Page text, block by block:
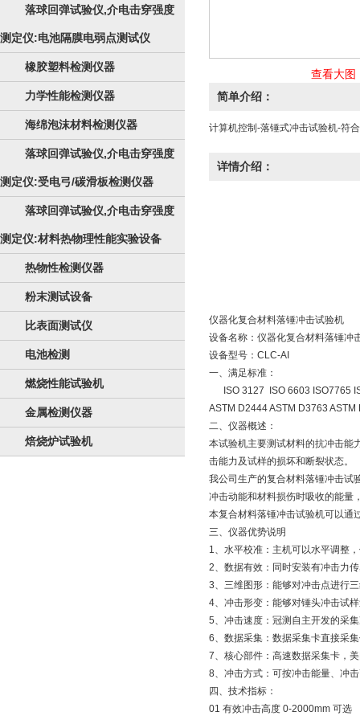
落球回弹试验仪,介电击穿强度
测定仪:电池隔膜电弱点测试仪
橡胶塑料检测仪器
力学性能检测仪器
海绵泡沫材料检测仪器
落球回弹试验仪,介电击穿强度
测定仪:受电弓/碳滑板检测仪器
落球回弹试验仪,介电击穿强度
测定仪:材料热物理性能实验设备
热物性检测仪器
粉末测试设备
比表面测试仪
电池检测
燃烧性能试验机
金属检测仪器
焙烧炉试验机
查看大图
简单介绍：
计算机控制-落锤式冲击试验机-符
详情介绍：
仪器化复合材料落锤冲击试验机
设备名称：仪器化复合材料落锤冲
设备型号：CLC-AI
一、满足标准：
ISO 3127 ISO 6603 ISO7765
ASTM D2444 ASTM D3763
二、仪器概述：
本试验机主要测试材料的抗冲击能
击能力及试样的损坏和断裂状态。
我公司生产的复合材料落锤冲击试
冲击动能和材料损伤时吸收的能量
本复合材料落锤冲击试验机可以
三、仪器优势说明
1、水平校准：主机可以水平调整
2、数据有效：同时安装有冲击力
3、三维图形：能够对冲击点进行
4、冲击形变：能够对锤头冲击试
5、冲击速度：冠测自主开发的采
6、数据采集：数据采集卡直接采
7、核心部件：高速数据采集卡，
8、冲击方式：可按冲击能量、冲
四、技术指标：
01 有效冲击高度 0-2000mm 可选